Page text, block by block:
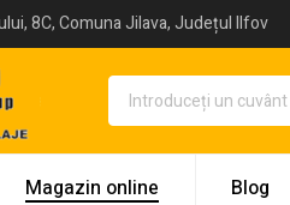
8C, Comuna Jilava, Județul Ilfov
Magazin online Blog